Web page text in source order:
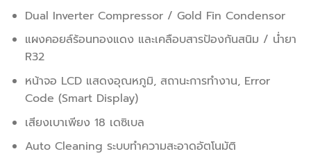
Dual Inverter Compressor / Gold Fin Condensor
แผงคอยล์ร้อนทองแดง และเคลือบสารป้องกันสนิม / น่ำยา
R32
หน้าจอ LCD แสดงอุณหภูมิ, สถานะการทำงาน, Error
Code (Smart Display)
เสียงเบาเพียง 18 เดซิเบล
Auto Cleaning ระบบทำความสะอาดอัตโนมัติ